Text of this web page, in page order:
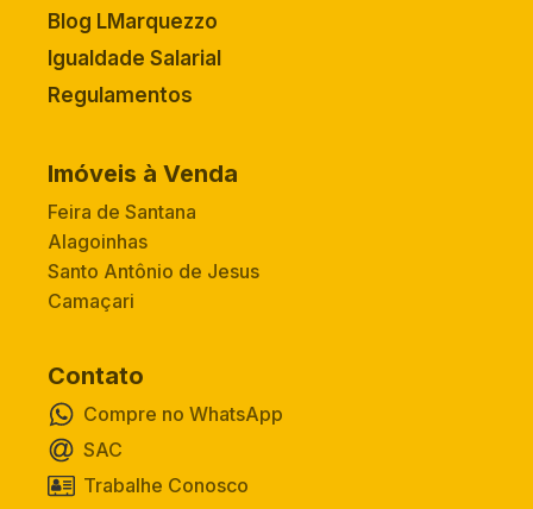
Blog LMarquezzo
Igualdade Salarial
Regulamentos
Imóveis à Venda
Feira de Santana
Alagoinhas
Santo Antônio de Jesus
Camaçari
Contato
Compre no WhatsApp
SAC
Trabalhe Conosco